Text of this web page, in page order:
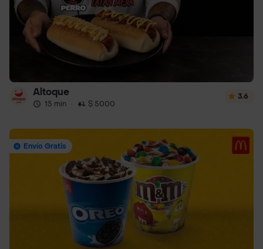
Altoque
15 min · $ 5000
3.6
Envío Gratis